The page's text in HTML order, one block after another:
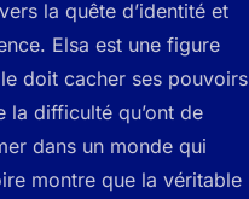
la quête d’identité et
Elsa est une figure
doit cacher ses pouvoirs
la difficulté qu’ont de
dans un monde qui
montre que la véritable